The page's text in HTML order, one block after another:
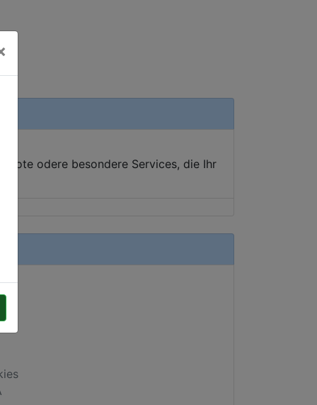
odere besondere Services, die Ihr